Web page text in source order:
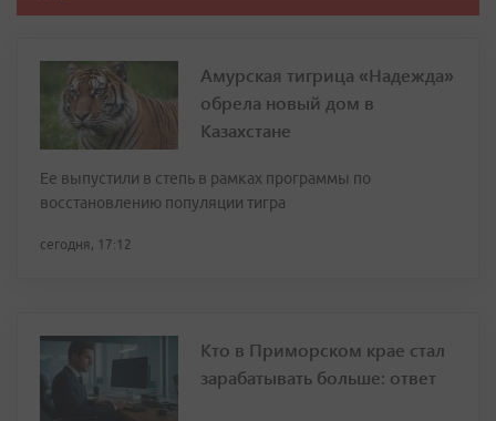
Амурская тигрица «Надежда»
обрела новый дом в
Казахстане
Ее выпустили в степь в рамках программы по
восстановлению популяции тигра
сегодня, 17:12
Кто в Приморском крае стал
зарабатывать больше: ответ